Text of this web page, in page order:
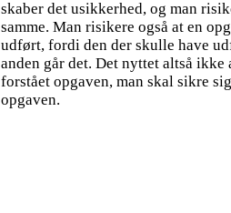
skaber det usikkerhed, og man
samme. Man risikere også at en
udført, fordi den der skulle have
anden går det. Det nyttet altså ikke
forstået opgaven, man skal sikre
opgaven.